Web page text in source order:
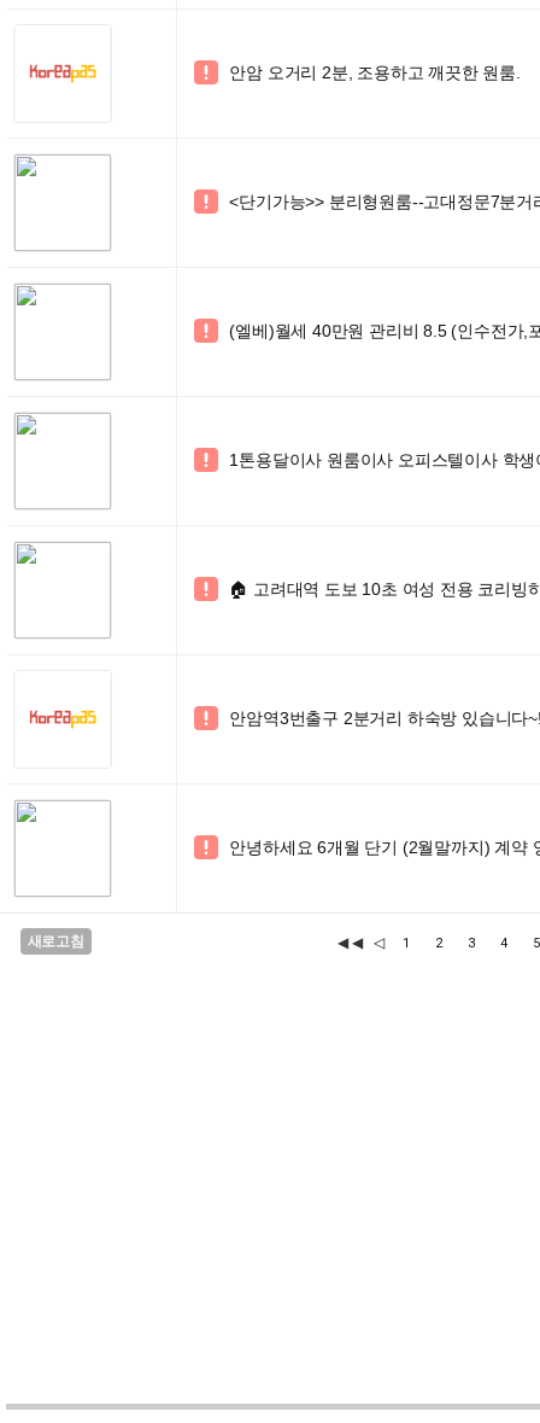
 안암 오거리 2분, 조용하고 깨끗한 원룸.
 <단기가능>> 분리형원룸--고대정문7분
 (엘베)월세 40만원 관리비 8.5 (인수전가,
 1톤용달이사 원룸이사 오피스텔이사 학
 🏠 고려대역 도보 10초 여성 전용 코리빙
 안암역3번출구 2분거리 하숙방 있습니다
 안녕하세요 6개월 단기 (2월말까지) 계약
새로고침 ◀◀ ◁ 1 2 3 4